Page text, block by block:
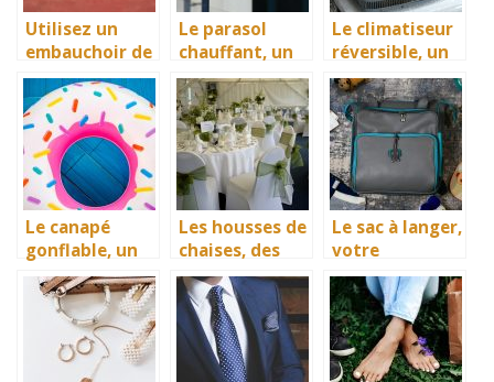
Utilisez un
embauchoir de
chaussure pour
préserver vos
souliers
Le parasol
chauffant, un
accessoire
idéal de
diffusion de la
chaleur
Le climatiseur
réversible, un
véritable
moyen de
rafraichir
votre cadre de
vie
Le canapé
gonflable, un
meuble par
excellence
pour une
bonne détente
Les housses de
chaises, des
accessoires
idéals pour
protéger vos
investissement
Le sac à langer,
votre
partenaire
confort dans
vos sorties
avec bébé